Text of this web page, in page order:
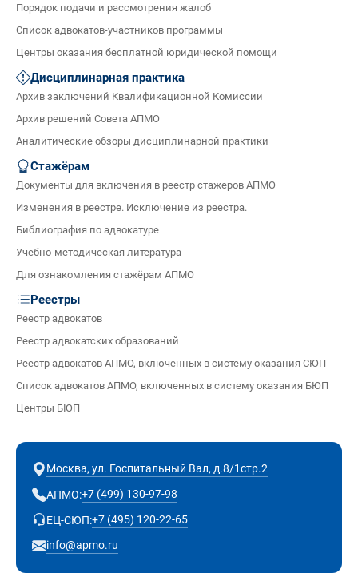
Порядок подачи и рассмотрения жалоб
Список адвокатов-участников программы
Центры оказания бесплатной юридической помощи
Дисциплинарная практика
Архив заключений Квалификационной Комиссии
Архив решений Совета АПМО
Аналитические обзоры дисциплинарной практики
Стажёрам
Документы для включения в реестр стажеров АПМО
Изменения в реестре. Исключение из реестра.
Библиография по адвокатуре
Учебно-методическая литература
Для ознакомления стажёрам АПМО
Реестры
Реестр адвокатов
Реестр адвокатских образований
Реестр адвокатов АПМО, включенных в систему оказания СЮП
Список адвокатов АПМО, включенных в систему оказания БЮП
Центры БЮП
Москва, ул. Госпитальный Вал, д.8/1стр.2
АПМО:+7 (499) 130-97-98
ЕЦ-СЮП:+7 (495) 120-22-65
info@apmo.ru